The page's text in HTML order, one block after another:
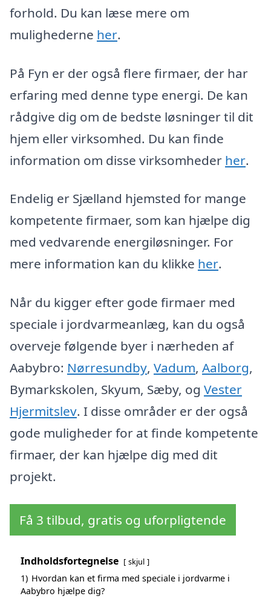
forhold. Du kan læse mere om
mulighederne her.
På Fyn er der også flere firmaer, der har
erfaring med denne type energi. De kan
rådgive dig om de bedste løsninger til dit
hjem eller virksomhed. Du kan finde
information om disse virksomheder her.
Endelig er Sjælland hjemsted for mange
kompetente firmaer, som kan hjælpe dig
med vedvarende energiløsninger. For
mere information kan du klikke her.
Når du kigger efter gode firmaer med
speciale i jordvarmeanlæg, kan du også
overveje følgende byer i nærheden af
Aabybro: Nørresundby, Vadum, Aalborg,
Bymarkskolen, Skyum, Sæby, og Vester
Hjermitslev. I disse områder er der også
gode muligheder for at finde kompetente
firmaer, der kan hjælpe dig med dit
projekt.
Få 3 tilbud, gratis og uforpligtende
Indholdsfortegnelse skjul
1) Hvordan kan et firma med speciale i jordvarme i
Aabybro hjælpe dig?